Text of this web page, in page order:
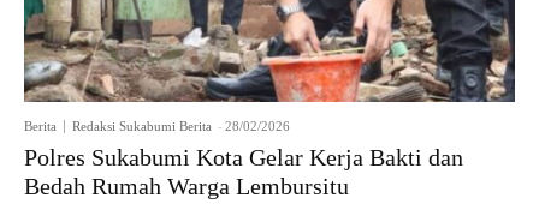
Berita Redaksi Sukabumi Berita - 28/02/2026
Polres Sukabumi Kota Gelar Kerja Bakti dan
Bedah Rumah Warga Lembursitu